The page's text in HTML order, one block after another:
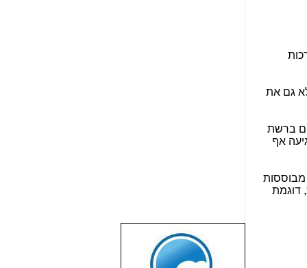
גם את
ברשת
אף
מבוססות
דוגמת
שבוע טוב לכל
הגולשים באשר